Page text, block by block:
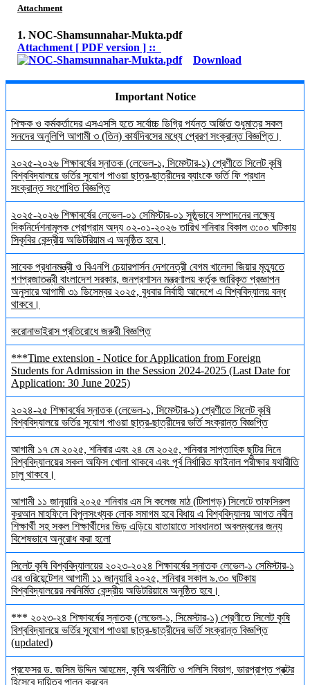
Attachment
1. NOC-Shamsunnahar-Mukta.pdf
Attachment [ PDF version ] ::
Download
Important Notice
শিক্ষক ও কর্মকর্তাদের এসএসসি হতে সর্বোচ্চ ডিগ্রি পর্যন্ত অর্জিত শুধুমাত্র সকল
সনদের অনুলিপি আগামী ৩ (তিন) কার্যদিবসের মধ্যে প্রেরণ সংক্রান্ত বিজ্ঞপ্তি।
২০২৫-২০২৬ শিক্ষাবর্ষের স্নাতক (লেভেল-১, সিমেস্টার-১) শ্রেণীতে সিলেট কৃষি
বিশ্ববিদ্যালয়ে ভর্তির সুযোগ পাওয়া ছাত্র-ছাত্রীদের ব্যাংকে ভর্তি ফি প্রধান
সংক্রান্ত সংশোধিত বিজ্ঞপ্তি
২০২৫-২০২৬ শিক্ষাবর্ষের লেভেল-০১ সেমিস্টার-০১ সুষ্ঠুভাবে সম্পাদনের লক্ষ্যে
দিকনির্দেশনামূলক প্রোগ্রাম অদ্য ০২-০১-২০২৬ তারিখ শনিবার বিকাল ৩:০০ ঘটিকায়
সিকৃবির কেন্দ্রীয় অডিটরিয়াম এ অনুষ্ঠিত হবে।
সাবেক প্রধানমন্ত্রী ও বিএনপি চেয়ারপার্সন দেশনেত্রী বেগম খালেদা জিয়ার মৃত্যুতে
গণপ্রজাতন্ত্রী বাংলাদেশ সরকার, জনপ্রশাসন মন্ত্রণালয় কর্তৃক জারিকৃত প্রজ্ঞাপন
অনুসারে আগামী ৩১ ডিসেম্বর ২০২৫, বুধবার নির্বাহী আদেশে এ বিশ্ববিদ্যালয় বন্ধ
থাকবে।
করোনাভাইরাস প্রতিরোধে জরুরী বিজ্ঞপ্তি
***Time extension - Notice for Application from Foreign
Students for Admission in the Session 2024-2025 (Last Date for
Application: 30 June 2025)
২০২৪-২৫ শিক্ষাবর্ষের স্নাতক (লেভেল-১, সিমেস্টার-১) শ্রেণীতে সিলেট কৃষি
বিশ্ববিদ্যালয়ে ভর্তির সুযোগ পাওয়া ছাত্র-ছাত্রীদের ভর্তি সংক্রান্ত বিজ্ঞপ্তি
আগামী ১৭ মে ২০২৫, শনিবার এবং ২৪ মে ২০২৫, শনিবার সাপ্তাহিক ছুটির দিনে
বিশ্ববিদ্যালয়ের সকল অফিস খোলা থাকবে এবং পূর্ব নির্ধারিত ফাইনাল পরীক্ষার যথারীতি
চালু থাকবে।
আগামী ১১ জানুয়ারি ২০২৫ শনিবার এম সি কলেজ মাঠ (টিলাগড়) সিলেটে তাফসিরুল
কুরআন মাহফিলে বিপুলসংখ্যক লোক সমাগম হবে বিধায় এ বিশ্ববিদ্যালয় আগত নবীন
শিক্ষার্থী সহ সকল শিক্ষার্থীদের ভিড় এড়িয়ে যাতায়াতে সাবধানতা অবলম্বনের জন্য
বিশেষভাবে অনুরোধ করা হলো
সিলেট কৃষি বিশ্ববিদ্যালয়ের ২০২৩-২০২৪ শিক্ষাবর্ষের স্নাতক লেভেল-১ সেমিস্টার-১
এর ওরিয়েন্টেশন আগামী ১১ জানুয়ারি ২০২৫, শনিবার সকাল ৯.৩০ ঘটিকায়
বিশ্ববিদ্যালয়ের নবনির্মিত কেন্দ্রীয় অডিটরিয়ামে অনুষ্ঠিত হবে।
*** ২০২৩-২৪ শিক্ষাবর্ষের স্নাতক (লেভেল-১, সিমেস্টার-১) শ্রেণীতে সিলেট কৃষি
বিশ্ববিদ্যালয়ে ভর্তির সুযোগ পাওয়া ছাত্র-ছাত্রীদের ভর্তি সংক্রান্ত বিজ্ঞপ্তি
(updated)
প্রফেসর ড. জসিম উদ্দিন আহমেদ, কৃষি অর্থনীতি ও পলিসি বিভাগ, ভারপ্রাপ্ত প্রক্টর
হিসেবে দায়িত্ব পালন করবেন